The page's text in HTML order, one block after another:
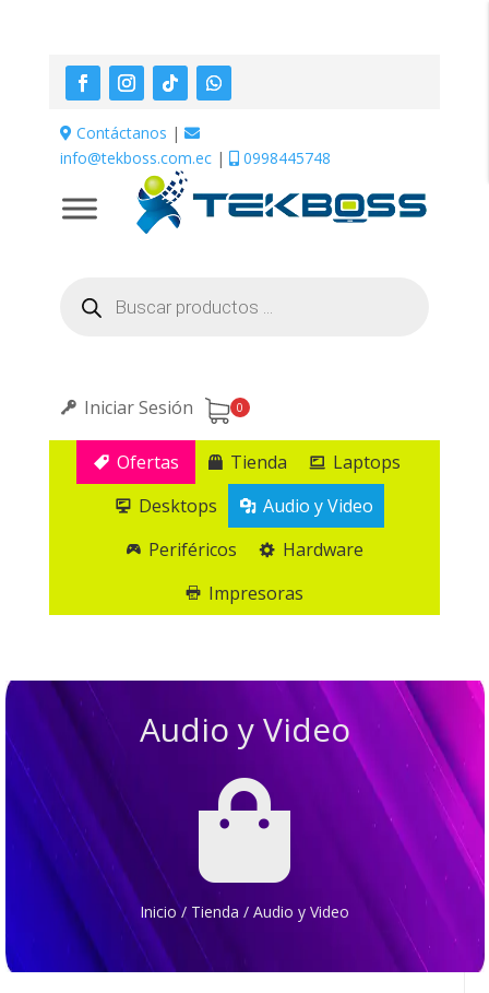
Contáctanos |
info@tekboss.com.ec | 0998445748
productos
Iniciar Sesión 0
Ofertas Tienda
Laptops
Desktops
Audio y Video
Periféricos
Hardware
Impresoras
Audio y Video

Inicio/ Tienda / Audio y Video